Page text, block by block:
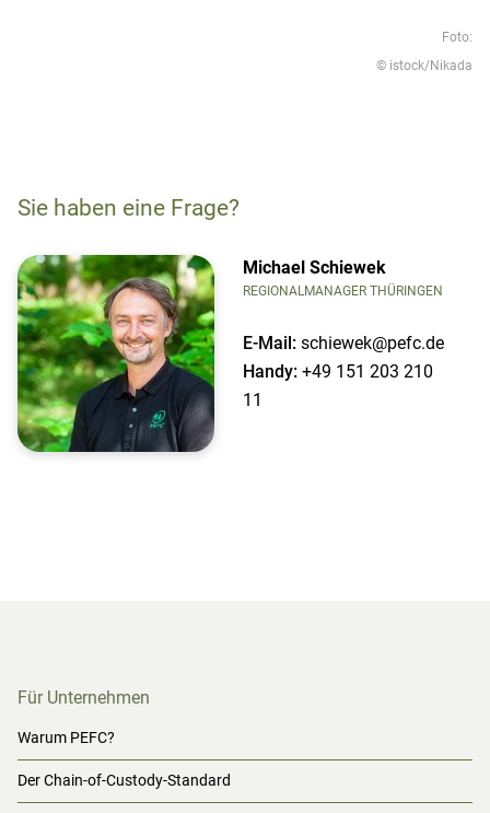
Foto:
© istock/Nikada
Sie haben eine Frage?
Michael Schiewek
REGIONALMANAGER THÜRINGEN
E-Mail: schiewek@pefc.de
Handy: +49 151 203 210
11
Für Unternehmen
Warum PEFC?
Der Chain-of-Custody-Standard